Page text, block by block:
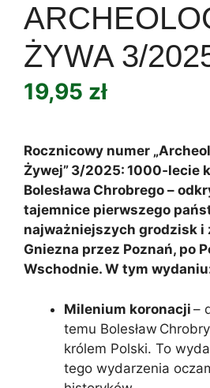
ŻYWA 3/
19,95 zł
Rocznicowy numer
Żywej” 3/2025: 1000‑lecie
Bolesława Chrobrego –
tajemnice pierwszego
najważniejszych grodzisk i
Gniezna przez Poznań, po
Wschodnie. W tym
Milenium koronacji –
temu Bolesław
królem Polski. To
tego wydarzenia